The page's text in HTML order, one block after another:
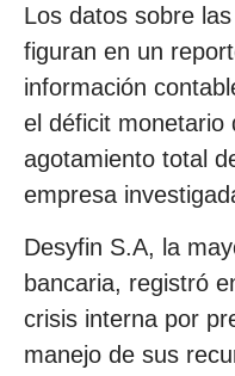
Los datos sobre
figuran en un
información
el déficit monetario
agotamiento total
empresa
Desyfin S.A, la
bancaria, registró
crisis interna por
manejo de sus